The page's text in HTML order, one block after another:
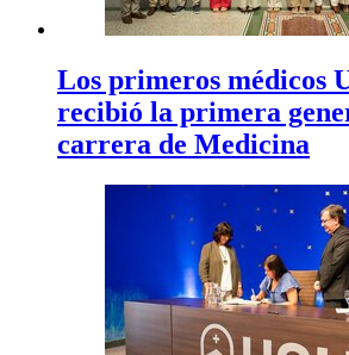
Los primeros médicos
recibió la primera
carrera de Medicina